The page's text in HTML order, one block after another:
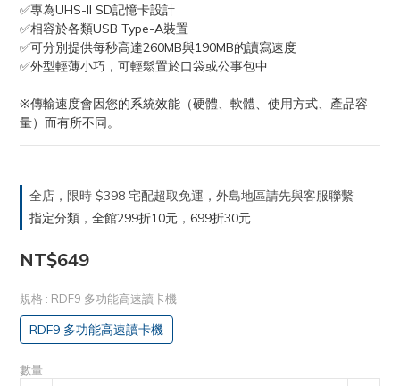
✅專為UHS-II SD記憶卡設計
✅相容於各類USB Type-A裝置
✅可分別提供每秒高達260MB與190MB的讀寫速度
✅外型輕薄小巧，可輕鬆置於口袋或公事包中
※傳輸速度會因您的系統效能（硬體、軟體、使用方式、產品容
量）而有所不同。
全店，限時 $398 宅配超取免運，外島地區請先與客服聯繫
指定分類，全館299折10元，699折30元
NT$649
規格 : RDF9 多功能高速讀卡機
RDF9 多功能高速讀卡機
數量